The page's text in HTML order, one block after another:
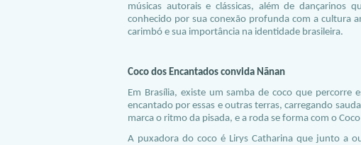
músicas autorais e clássicas, além de dançarinos
conhecido por sua conexão profunda com a cultura
carimbó e sua importância na identidade brasileira.
Coco dos Encantados convida Nãnan
Em Brasília, existe um samba de coco que
encantado por essas e outras terras, carregando
marca o ritmo da pisada, e a roda se forma com o
A puxadora do coco é Lirys Catharina que junto a